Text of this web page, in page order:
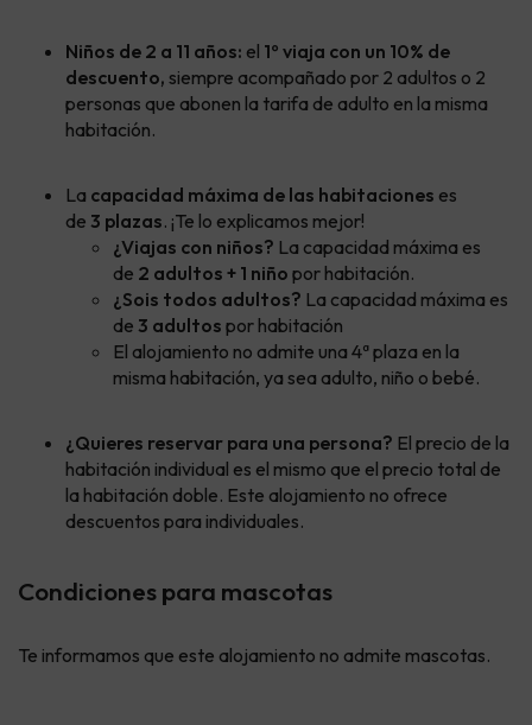
Niños de 2 a 11 años: el 1º viaja con un 10% de
descuento, siempre acompañado por 2 adultos o 2
personas que abonen la tarifa de adulto en la misma
habitación.
La capacidad máxima de las habitaciones es
de 3 plazas. ¡Te lo explicamos mejor!
¿Viajas con niños? La capacidad máxima es
de 2 adultos + 1 niño por habitación.
¿Sois todos adultos? La capacidad máxima es
de 3 adultos por habitación
El alojamiento no admite una 4ª plaza en la
misma habitación, ya sea adulto, niño o bebé.
¿Quieres reservar para una persona? El precio de la
habitación individual es el mismo que el precio total de
la habitación doble. Este alojamiento no ofrece
descuentos para individuales.
Condiciones para mascotas
Te informamos que este alojamiento no admite mascotas.